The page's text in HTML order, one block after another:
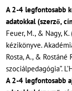
A 2-4 legfontosabb
adatokkal (szerző,
Feuer, M., & Nagy,
kézikönyve.
Rosta, A., & Rostáné
szociálpedagógia”.
A 2-4 legfontosabb